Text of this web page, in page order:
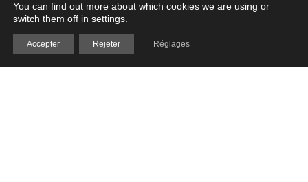
You can find out more about which cookies we are using or
switch them off in settings
Accepter Rejeter Réglages